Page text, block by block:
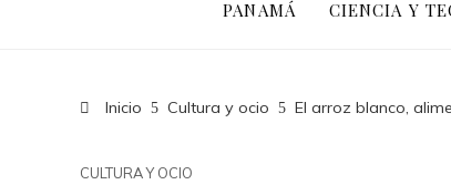
PANAMÁ CIENCIA Y
Inicio Cultura y ocio El arroz blanco,
CULTURA Y OCIO